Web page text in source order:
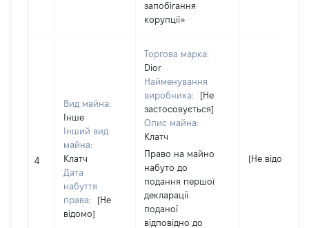
запобігання
корупції»
4
Вид майна:
Інше
Інший вид
майна:
Клатч
Дата
набуття
права:
[Не
відомо]
Торгова марка:
Dior
Найменування
виробника:
[Не
застосовується]
Опис майна:
Клатч
Право на майно
набуто до
подання першої
декларації
поданої
відповідно до
[Не відомо]